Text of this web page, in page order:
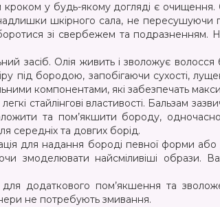
у будь-якому догляді є очищення.
шкірного сала, не пересушуючи
зі свербежем та подразненням.
засіб. Олія живить і зволожує
під бородою, запобігаючи сухості,
компонентами, які забезпечать
стайлінгові властивості. Бальзам
та пом’якшити бороду,
середніх та довгих борід.
для надання бороді певної форми
змоделювати найсміливіші образи.
додаткового пом’якшення та
не потребують змивання.